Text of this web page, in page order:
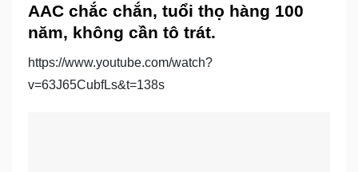
AAC chắc chắn, tuổi thọ hàng 100
năm, không cần tô trát.
https://www.youtube.com/watch?
v=63J65CubfLs&t=138s